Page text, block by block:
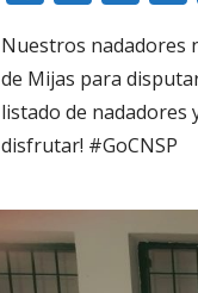
e
b
o
k
itt
er
ai
l
A
Nuestros nadadores
de Mijas para
listado de nadadores
disfrutar! #GoCNSP